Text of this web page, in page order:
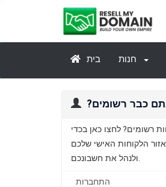
בית
כבר רשומים
רשומים? לחצו כאן בכדי
הלקוחות האישי שלכם
ולנהל את חשבונכם.
התחברות